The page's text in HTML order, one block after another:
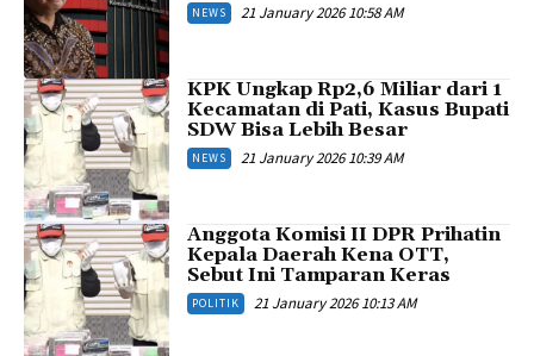
NEWS 21 January 2026 10:58 AM
KPK Ungkap Rp2,6 Miliar dari 1
Kecamatan di Pati, Kasus Bupati
SDW Bisa Lebih Besar
NEWS 21 January 2026 10:39 AM
Anggota Komisi II DPR Prihatin
Kepala Daerah Kena OTT,
Sebut Ini Tamparan Keras
POLITIK 21 January 2026 10:13 AM